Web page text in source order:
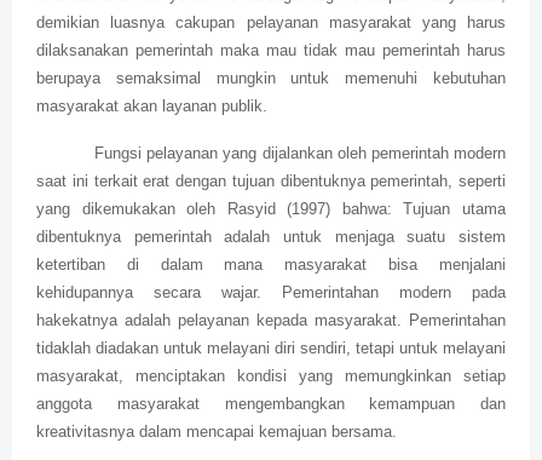
demikian luasnya cakupan pelayanan masyarakat yang harus
dilaksanakan pemerintah maka mau tidak mau pemerintah harus
berupaya semaksimal mungkin untuk memenuhi kebutuhan
masyarakat akan layanan publik.
Fungsi pelayanan yang dijalankan oleh pemerintah modern
saat ini terkait erat dengan tujuan dibentuknya pemerintah, seperti
yang dikemukakan oleh Rasyid (1997) bahwa: Tujuan utama
dibentuknya pemerintah adalah untuk menjaga suatu sistem
ketertiban di dalam mana masyarakat bisa menjalani
kehidupannya secara wajar. Pemerintahan modern pada
hakekatnya adalah pelayanan kepada masyarakat. Pemerintahan
tidaklah diadakan untuk melayani diri sendiri, tetapi untuk melayani
masyarakat, menciptakan kondisi yang memungkinkan setiap
anggota masyarakat mengembangkan kemampuan dan
kreativitasnya dalam mencapai kemajuan bersama.